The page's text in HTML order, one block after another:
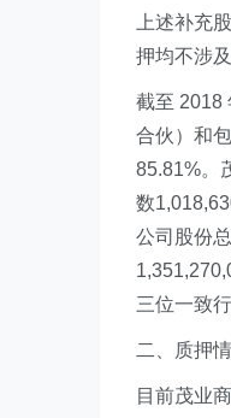
上述补充
押均不涉
截至 2018
合伙）和
85.81%。
数
公司股份
三位一致
二、质押
目前茂业